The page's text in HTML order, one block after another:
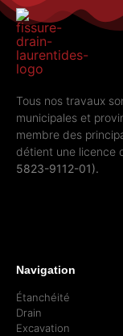
Tous nos travaux
municipales et
membre des
détient une licence
5823-9112-01).
Navigation
Étanchéité
Drain
Excavation